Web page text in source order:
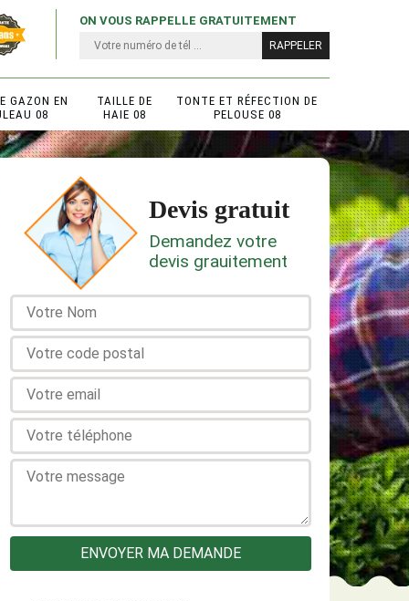
ON VOUS RAPPELLE GRATUITEMENT
GAZON EN
08
TAILLE DE
HAIE 08
TONTE ET RÉFECTION DE
PELOUSE 08
Devis gratuit
Demandez votre
devis grauitement